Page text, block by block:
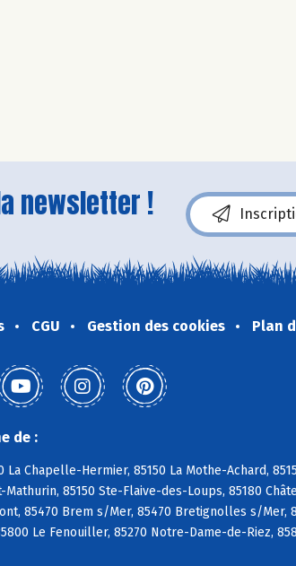
newsletter !
CGU Gestion des cookies Plan
de :
Chapelle-Hermier, 85150 La Mothe-Achard,
85150 Ste-Flaive-des-Loups, 85180
85470 Brem s/Mer, 85470 Bretignolles s/Mer,
Le Fenouiller, 85270 Notre-Dame-de-Riez,